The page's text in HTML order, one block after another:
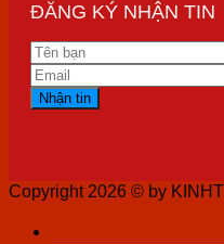
ĐĂNG KÝ NHẬN TIN
Copyright 2026 © by